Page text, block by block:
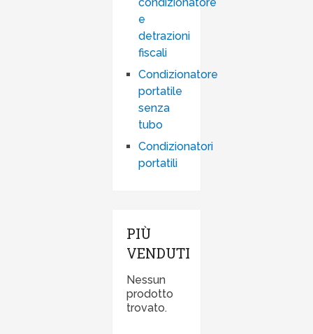
condizionatore
e
detrazioni
fiscali
Condizionatore
portatile
senza
tubo
Condizionatori
portatili
PIÙ
VENDUTI
Nessun
prodotto
trovato.